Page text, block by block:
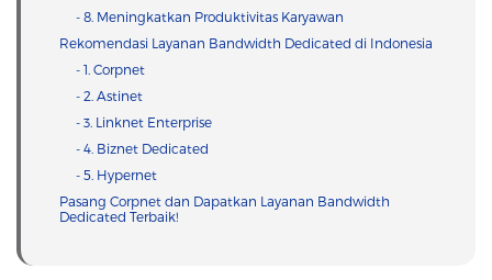
- 8. Meningkatkan Produktivitas Karyawan
Rekomendasi Layanan Bandwidth Dedicated di Indonesia
- 1. Corpnet
- 2. Astinet
- 3. Linknet Enterprise
- 4. Biznet Dedicated
- 5. Hypernet
Pasang Corpnet dan Dapatkan Layanan Bandwidth
Dedicated Terbaik!